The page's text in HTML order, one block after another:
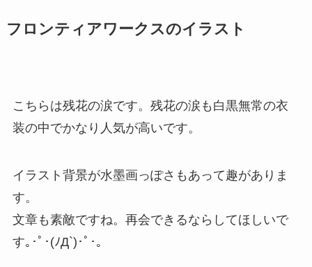
フロンティアワークスのイラスト
こちらは残花の涙です。残花の涙も白黒無常の衣
装の中でかなり人気が高いです。
イラスト背景が水墨画っぽさもあって趣がありま
す。
文章も素敵ですね。再会できるならしてほしいで
す｡･ﾟ･(ﾉД`)･ﾟ･｡